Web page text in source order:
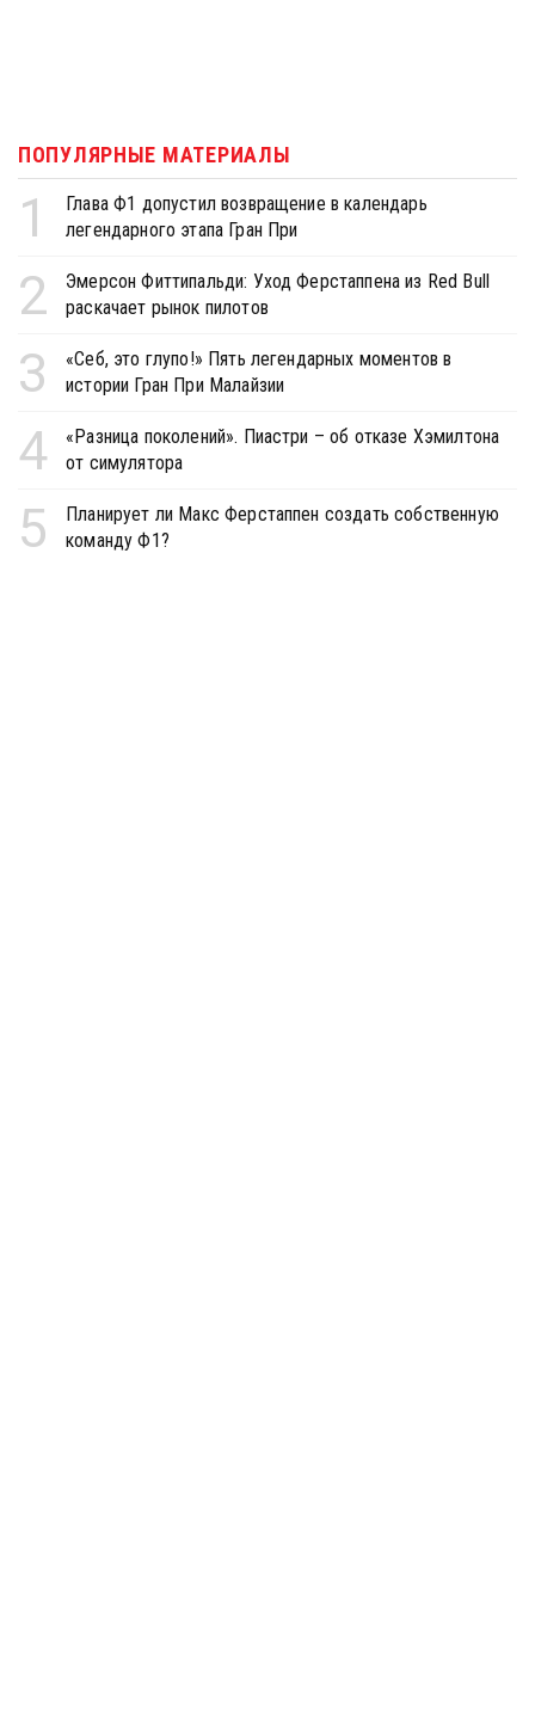
ПОПУЛЯРНЫЕ МАТЕРИАЛЫ
1
Глава Ф1 допустил возвращение в календарь
легендарного этапа Гран При
2
Эмерсон Фиттипальди: Уход Ферстаппена из Red Bull
раскачает рынок пилотов
3
«Себ, это глупо!» Пять легендарных моментов в
истории Гран При Малайзии
4
«Разница поколений». Пиастри – об отказе Хэмилтона
от симулятора
5
Планирует ли Макс Ферстаппен создать собственную
команду Ф1?